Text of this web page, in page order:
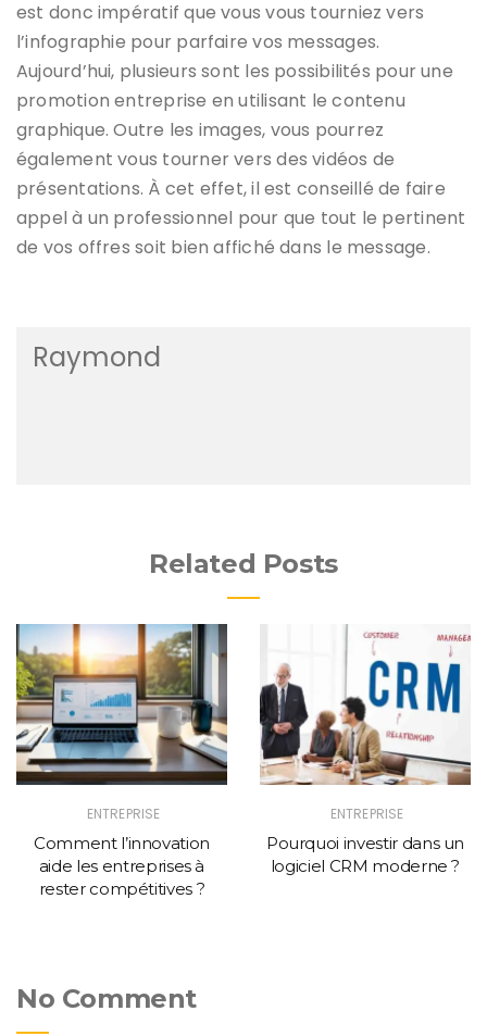
est donc impératif que vous vous tourniez vers
l’infographie pour parfaire vos messages.
Aujourd’hui, plusieurs sont les possibilités pour une
promotion entreprise en utilisant le contenu
graphique. Outre les images, vous pourrez
également vous tourner vers des vidéos de
présentations. À cet effet, il est conseillé de faire
appel à un professionnel pour que tout le pertinent
de vos offres soit bien affiché dans le message.
Raymond
Related Posts
ENTREPRISE
Comment l’innovation
aide les entreprises à
rester compétitives ?
ENTREPRISE
Pourquoi investir dans un
logiciel CRM moderne ?
No Comment